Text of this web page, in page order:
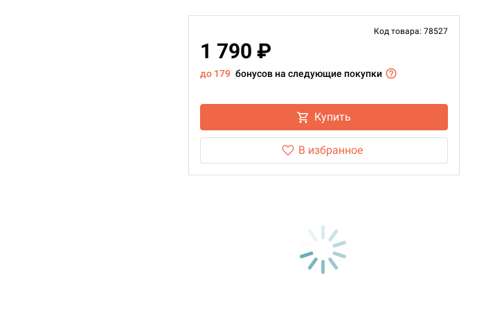
Код товара: 78527
1 790 ₽
до 179 бонусов на следующие покупки
Купить
В избранное